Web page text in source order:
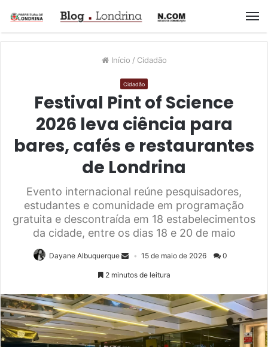
Início / Cidadão
Cidadão
Festival Pint of Science
2026 leva ciência para
bares, cafés e restaurantes
de Londrina
Evento internacional reúne pesquisadores,
estudantes e comunidade em programação
gratuita e descontraída em 18 estabelecimentos
da cidade, entre os dias 18 e 20 de maio
Dayane Albuquerque 15 de maio de 2026 0
2 minutos de leitura